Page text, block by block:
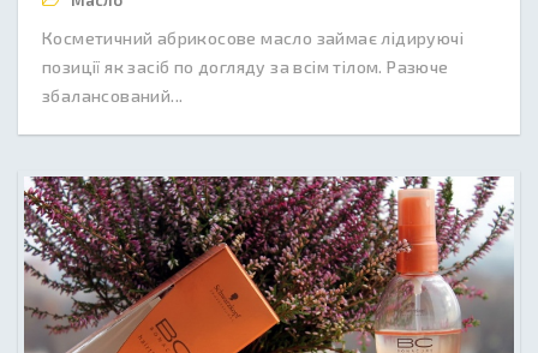
Косметичний абрикосове масло займає лідируючі
позиції як засіб по догляду за всім тілом. Разюче
збалансований...